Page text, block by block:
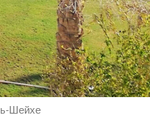
Шейхе